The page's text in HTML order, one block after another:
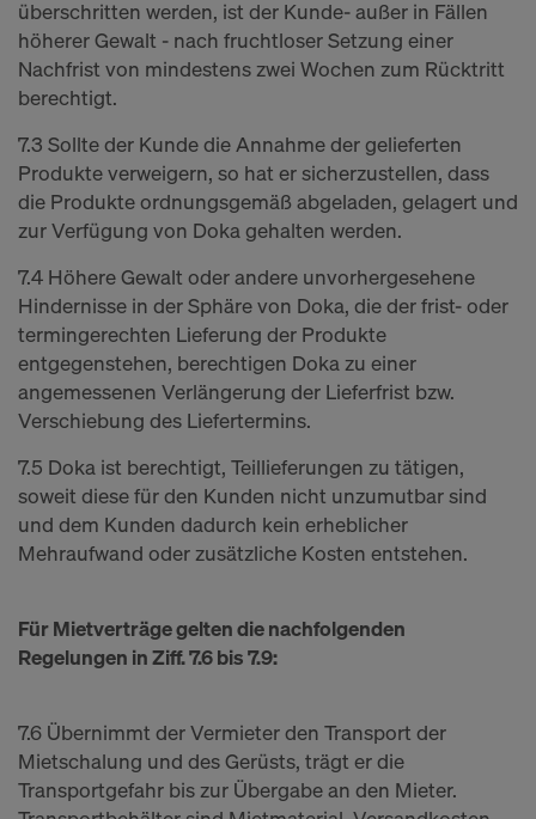
überschritten werden, ist der Kunde- außer in Fällen
höherer Gewalt - nach fruchtloser Setzung einer
Nachfrist von mindestens zwei Wochen zum Rücktritt
berechtigt.
7.3 Sollte der Kunde die Annahme der gelieferten
Produkte verweigern, so hat er sicherzustellen, dass
die Produkte ordnungsgemäß abgeladen, gelagert und
zur Verfügung von Doka gehalten werden.
7.4 Höhere Gewalt oder andere unvorhergesehene
Hindernisse in der Sphäre von Doka, die der frist- oder
termingerechten Lieferung der Produkte
entgegenstehen, berechtigen Doka zu einer
angemessenen Verlängerung der Lieferfrist bzw.
Verschiebung des Liefertermins.
7.5 Doka ist berechtigt, Teillieferungen zu tätigen,
soweit diese für den Kunden nicht unzumutbar sind
und dem Kunden dadurch kein erheblicher
Mehraufwand oder zusätzliche Kosten entstehen.
Für Mietverträge gelten die nachfolgenden
Regelungen in Ziff. 7.6 bis 7.9:
7.6 Übernimmt der Vermieter den Transport der
Mietschalung und des Gerüsts, trägt er die
Transportgefahr bis zur Übergabe an den Mieter.